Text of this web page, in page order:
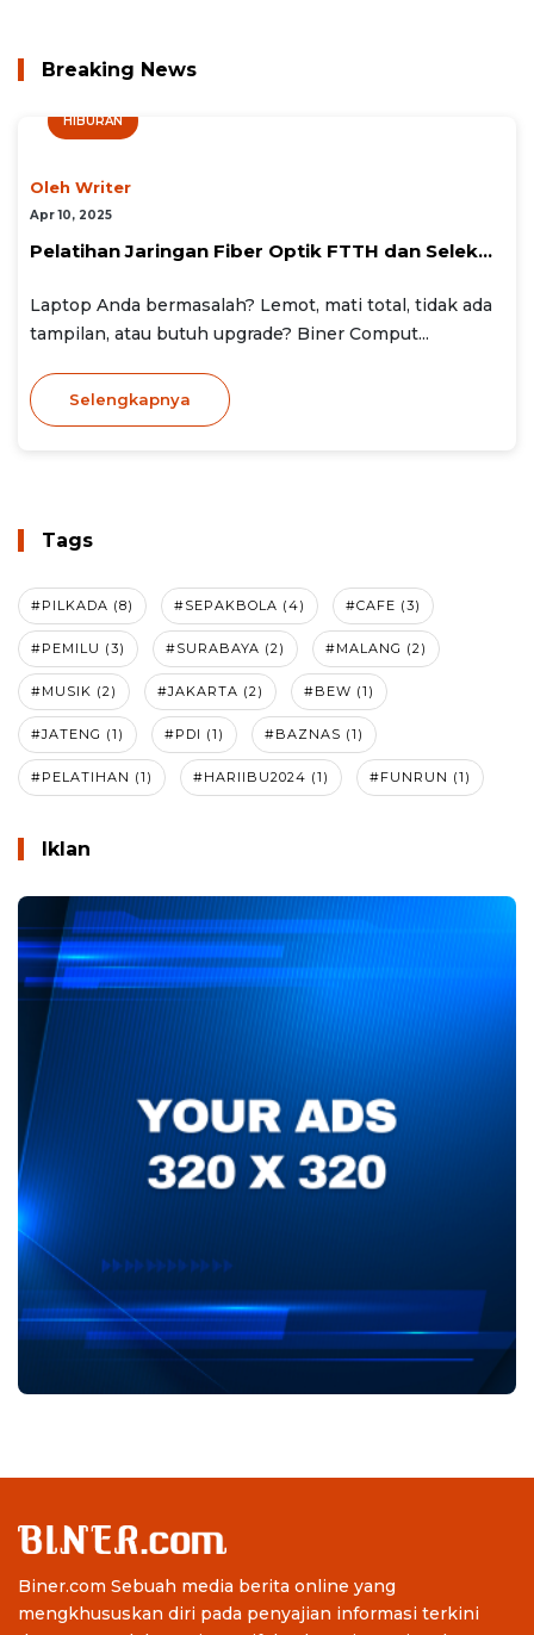
Breaking News
HIBURAN
Oleh Writer
Apr 10, 2025
Pelatihan Jaringan Fiber Optik FTTH dan Selek...
Laptop Anda bermasalah? Lemot, mati total, tidak ada
tampilan, atau butuh upgrade? Biner Comput...
Selengkapnya
Tags
#PILKADA (8) #SEPAKBOLA (4) #CAFE (3)
#PEMILU (3) #SURABAYA (2) #MALANG (2)
#MUSIK (2) #JAKARTA (2) #BEW (1)
#JATENG (1) #PDI (1) #BAZNAS (1)
#PELATIHAN (1) #HARIIBU2024 (1) #FUNRUN (1)
Iklan
Biner.com Sebuah media berita online yang
mengkhususkan diri pada penyajian informasi terkini